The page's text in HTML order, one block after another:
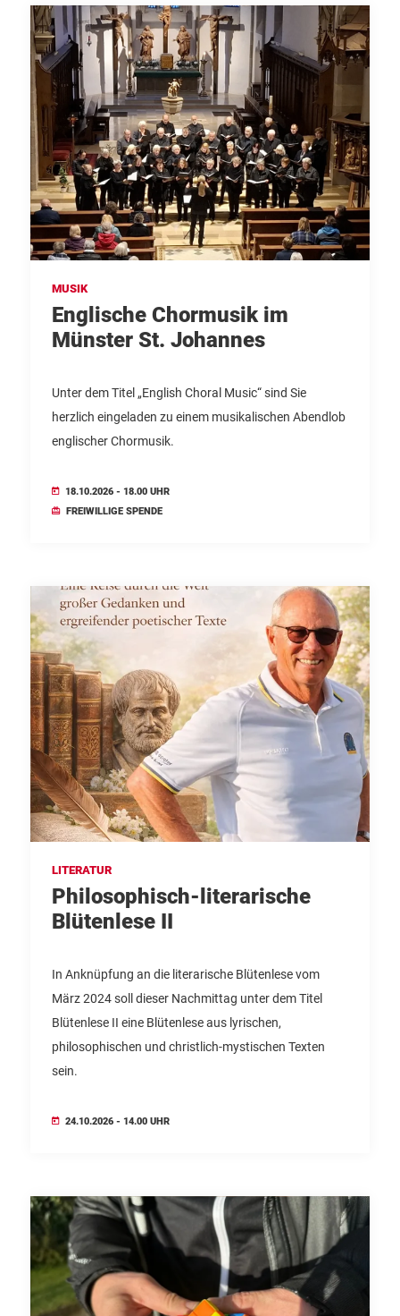
MUSIK
Englische Chormusik im
Münster St. Johannes
Unter dem Titel „English Choral Music“ sind Sie
herzlich eingeladen zu einem musikalischen Abendlob
englischer Chormusik.
18.10.2026 - 18.00 UHR
FREIWILLIGE SPENDE
LITERATUR
Philosophisch-literarische
Blütenlese II
In Anknüpfung an die literarische Blütenlese vom
März 2024 soll dieser Nachmittag unter dem Titel
Blütenlese II eine Blütenlese aus lyrischen,
philosophischen und christlich-mystischen Texten
sein.
24.10.2026 - 14.00 UHR